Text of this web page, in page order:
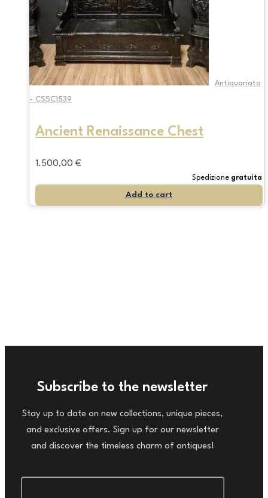
Antiquariato
- CSSC1539
Ancient Renaissance Chest
1.500,00 €
Spedizione gratuita
Add to cart
Subscribe to the newsletter
Stay up to date on new collections, unique pieces,
and exclusive offers. Sign up for our newsletter
and discover the timeless charm of antiques!